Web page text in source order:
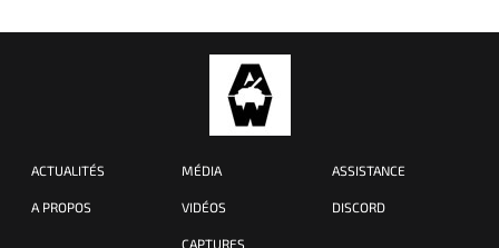
ACTUALITÉS
A PROPOS
MÉDIA
VIDÉOS
CAPTURES
ASSISTANCE
DISCORD